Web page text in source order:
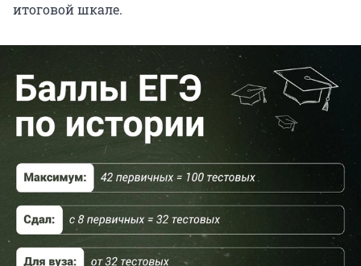
итоговой шкале.